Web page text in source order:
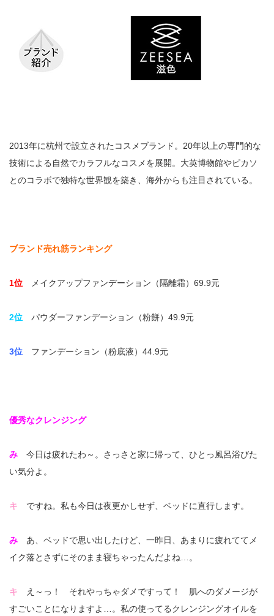
2013年に杭州で設立されたコスメブランド。20年以上の専門的な
技術による自然でカラフルなコスメを展開。大英博物館やピカソ
とのコラボで独特な世界観を築き、海外からも注目されている。
ブランド売れ筋ランキング
1位 メイクアップファンデーション（隔離霜）69.9元
2位 パウダーファンデーション（粉餅）49.9元
3位 ファンデーション（粉底液）44.9元
優秀なクレンジング
み 今日は疲れたわ～。さっさと家に帰って、ひとっ風呂浴びた
い気分よ。
キ ですね。私も今日は夜更かしせず、ベッドに直行します。
み あ、ベッドで思い出したけど、一昨日、あまりに疲れててメ
イク落とさずにそのまま寝ちゃったんだよね…。
キ え～っ！ それやっちゃダメですって！ 肌へのダメージが
すごいことになりますよ…。私の使ってるクレンジングオイルを